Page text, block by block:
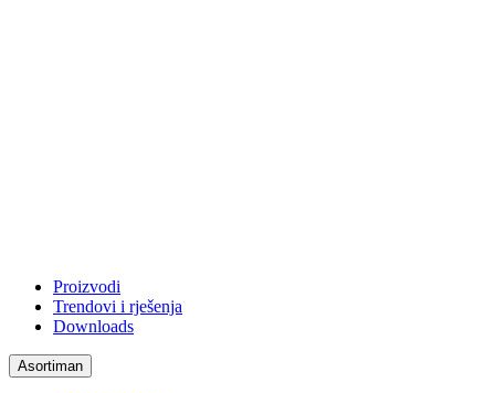
Proizvodi
Trendovi i rješenja
Downloads
Asortiman